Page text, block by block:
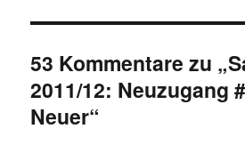
53 Kommentare zu
2011/12: Neuzugang
Neuer“